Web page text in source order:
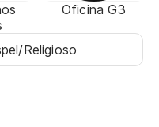
Oficina G3
Religioso